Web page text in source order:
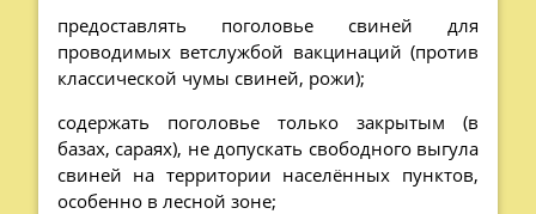
предоставлять поголовье свиней для
проводимых ветслужбой вакцинаций (против
классической чумы свиней, рожи);
содержать поголовье только закрытым (в
базах, сараях), не допускать свободного выгула
свиней на территории населённых пунктов,
особенно в лесной зоне;